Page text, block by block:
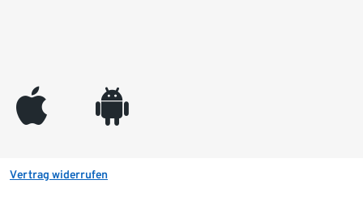
appleinc android
Vertrag widerrufen